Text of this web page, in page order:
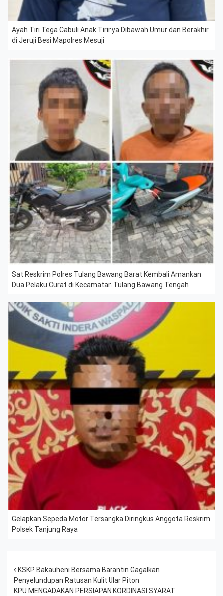
Ayah Tiri Tega Cabuli Anak Tirinya Dibawah Umur dan Berakhir
di Jeruji Besi Mapolres Mesuji
Sat Reskrim Polres Tulang Bawang Barat Kembali Amankan
Dua Pelaku Curat di Kecamatan Tulang Bawang Tengah
Gelapkan Sepeda Motor Tersangka Diringkus Anggota Reskrim
Polsek Tanjung Raya
Post navigation
KSKP Bakauheni Bersama Barantin Gagalkan
Penyelundupan Ratusan Kulit Ular Piton
KPU MENGADAKAN PERSIAPAN KORDINASI SYARAT